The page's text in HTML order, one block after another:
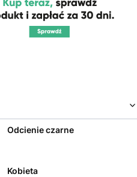
Odcienie czarne
Kobieta